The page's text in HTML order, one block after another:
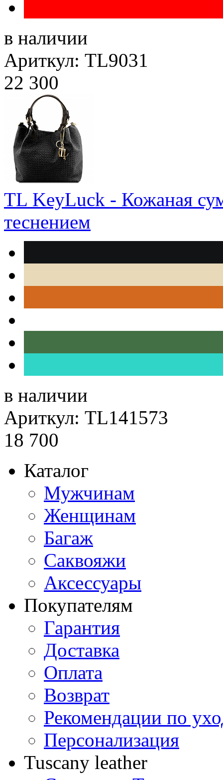
в наличии
Ариткул: TL9031
22 300
TL KeyLuck - Кожаная
теснением
в наличии
Ариткул: TL141573
18 700
Каталог
Мужчинам
Женщинам
Багаж
Саквояжи
Аксессуары
Покупателям
Гарантия
Доставка
Оплата
Возврат
Рекомендации по
Персонализация
Tuscany leather